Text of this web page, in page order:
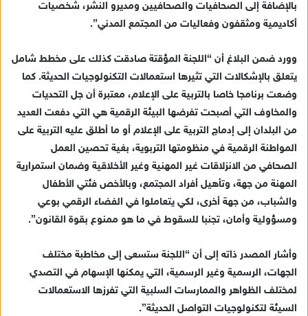
بالإضافة إلى الصحافيات والصحافيين ومديرو النشر، شخصيات
أكاديمية ومثقفون وفعاليات من المجتمع المدني”.
وورد ضمن البلاغ أن “اللجنة المؤقتة صادقت كذلك على مخطط شامل
يتعلق بالإشكالات التي تثيرها استعمالات التكنولوجيات الحديثة. كما
وضعت برنامجا خاصا بالتربية على الإعلام، معتبرة أن جل التحديات
والمخاوف التي أصبحت تفرضها البيئة الرقمية هي التي دفعت العديد
من البلدان إلى إدماج التربية على الإعلام أو ما أطلق عليه التربية على
المواطنة الرقمية في منظومتها التربوية، بغية تحصين العمل
الصحافي من الانزلاقات غير المهنية وغير الأخلاقية وضمان استمرارية
المهنة من جهة، وتأهيل أفراد المجتمع، وبالأخص فئتي الأطفال
والشباب، من جهة أخرى، لكي يتعاملوا في الفضاء الرقمي بوعي
ومسؤولية وأمان، تجنبا للسقوط في ما هو ممنوع بقوة القانون”.
وأشار المصدر ذاته إلى أن “اللجنة ستسعى إلى مخاطبة مختلف
الجهات، الرسمية وغير الرسمية، التي يمكنها الإسهام في التصدي
لمختلف الظواهر والممارسات السلبية التي تفرزها الاستعمالات
السيئة لتكنولوجيات التواصل الحديثة”.